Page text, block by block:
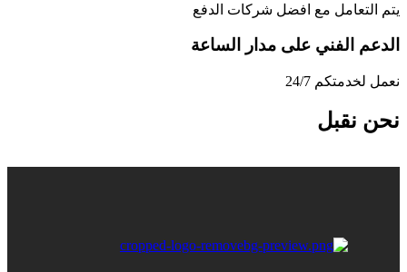
يتم التعامل مع افضل شركات الدفع
الدعم الفني على مدار الساعة
نعمل لخدمتكم 24/7
نحن نقبل